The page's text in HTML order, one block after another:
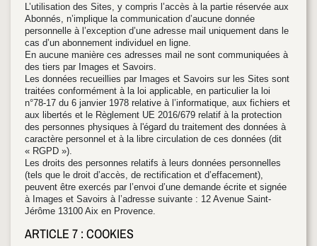
L’utilisation des Sites, y compris l’accès à la partie réservée aux
Abonnés, n’implique la communication d’aucune donnée
personnelle à l’exception d’une adresse mail uniquement dans le
cas d’un abonnement individuel en ligne.
En aucune manière ces adresses mail ne sont communiquées à
des tiers par Images et Savoirs.
Les données recueillies par Images et Savoirs sur les Sites sont
traitées conformément à la loi applicable, en particulier la loi
n°78-17 du 6 janvier 1978 relative à l’informatique, aux fichiers et
aux libertés et le Règlement UE 2016/679 relatif à la protection
des personnes physiques à l'égard du traitement des données à
caractère personnel et à la libre circulation de ces données (dit
« RGPD »).
Les droits des personnes relatifs à leurs données personnelles
(tels que le droit d’accès, de rectification et d’effacement),
peuvent être exercés par l’envoi d’une demande écrite et signée
à Images et Savoirs à l’adresse suivante : 12 Avenue Saint-
Jérôme 13100 Aix en Provence.
ARTICLE 7 : COOKIES